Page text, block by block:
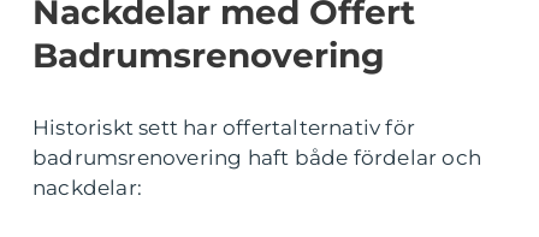
Nackdelar med Offert
Badrumsrenovering
Historiskt sett har offertalternativ för
badrumsrenovering haft både fördelar och
nackdelar: